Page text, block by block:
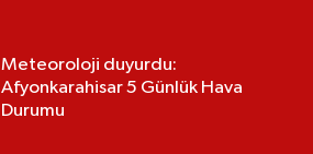
Meteoroloji duyurdu:
Afyonkarahisar 5 Günlük Hava
Durumu